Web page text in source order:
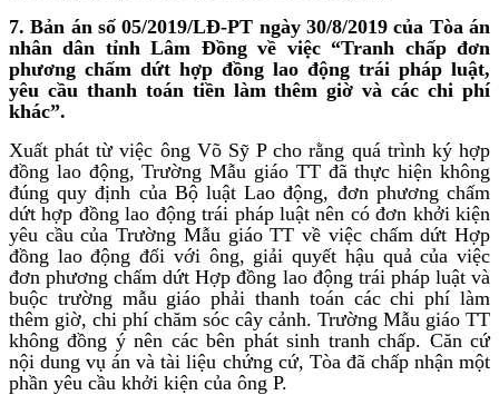
7. Bản án số 05/2019/LĐ-PT ngày 30/8/2019 của Tòa án
nhân dân tỉnh Lâm Đồng về việc “Tranh chấp đơn
phương chấm dứt hợp đồng lao động trái pháp luật,
yêu cầu thanh toán tiền làm thêm giờ và các chi phí
khác”.
Xuất phát từ việc ông Võ Sỹ P cho rằng quá trình ký hợp
đồng lao động, Trường Mẫu giáo TT đã thực hiện không
đúng quy định của Bộ luật Lao động, đơn phương chấm
dứt hợp đồng lao động trái pháp luật nên có đơn khởi kiện
yêu cầu của Trường Mẫu giáo TT về việc chấm dứt Hợp
đồng lao động đối với ông, giải quyết hậu quả của việc
đơn phương chấm dứt Hợp đồng lao động trái pháp luật và
buộc trường mẫu giáo phải thanh toán các chi phí làm
thêm giờ, chi phí chăm sóc cây cảnh. Trường Mẫu giáo TT
không đồng ý nên các bên phát sinh tranh chấp. Căn cứ
nội dung vụ án và tài liệu chứng cứ, Tòa đã chấp nhận một
phần yêu cầu khởi kiện của ông P.